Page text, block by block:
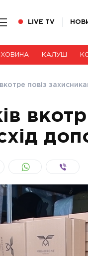
LIVE TV
КАЛУШ
повіз